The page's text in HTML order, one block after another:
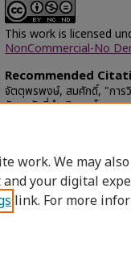
This work is licensed
NonCommercial-No
Recommended
จัตตุพรพงษ์, สมศักดิ์, "การวิ
อัธยาศัยที่ดำเนินการโดยส
work. We may
your digital
link. For more